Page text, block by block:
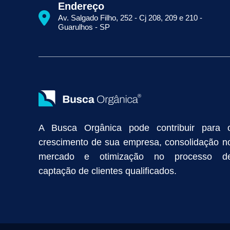
Primeira Página do Google Sem Pagar por Clique
Quais
Empresa de Prospecção B2B
Marketing Industrial Marketing
Divulgação Online
Atração de Clientes
Anunciar na Internet
Captar Clientes Criação de Site para
Endereço
Av. Salgado Filho, 252 - Cj 208, 209 e 210 -
Guarulhos - SP
A Busca Orgânica pode contribuir para
crescimento de sua empresa, consolidação
mercado e otimização no processo
captação de clientes qualificados.